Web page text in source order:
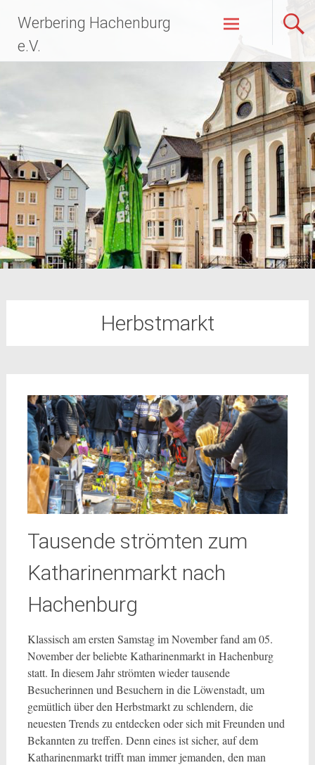
Inhalt
springen
Werbering Hachenburg
e.V.
Herbstmarkt
Tausende strömten zum
Katharinenmarkt nach
Hachenburg
Klassisch am ersten Samstag im November fand am 05.
November der beliebte Katharinenmarkt in Hachenburg
statt. In diesem Jahr strömten wieder tausende
Besucherinnen und Besuchern in die Löwenstadt, um
gemütlich über den Herbstmarkt zu schlendern, die
neuesten Trends zu entdecken oder sich mit Freunden und
Bekannten zu treffen. Denn eines ist sicher, auf dem
Katharinenmarkt trifft man immer jemanden, den man